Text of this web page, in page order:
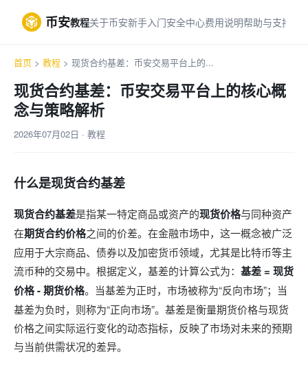
币安教程关于币安新手入门安全中心费用说明帮助与支持
首页 > 教程 > 现货合约基差：币安交易平台上的...
现货合约基差：币安交易平台上的核心概
念与策略解析
2026年07月02日 · 教程
什么是现货合约基差
现货合约基差是指某一特定商品或资产的现货价格与同种资产
在期货合约价格之间的价差。在金融市场中，这一概念被广泛
应用于大宗商品、债券以及加密货币领域，尤其是比特币等主
流币种的交易中。根据定义，基差的计算公式为： 基差 = 现货
价格 - 期货价格。当基差为正时，市场被称为“反向市场”；当
基差为负时，则称为“正向市场”。基差是衡量期货价格与现货
价格之间实际运行变化的动态指标，反映了市场对未来的预期
与当前供需状况的差异。